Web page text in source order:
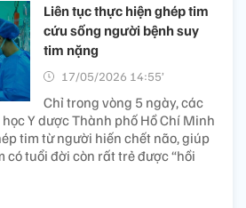
Liên tục thực hiện ghép tim
cứu sống người bệnh suy
tim nặng​
17/05/2026 14:55’
Chỉ trong vòng 5 ngày, các
Y dược Thành phố Hồ Chí Minh
tim từ người hiến chết não, giúp
có tuổi đời còn rất trẻ được “hồi